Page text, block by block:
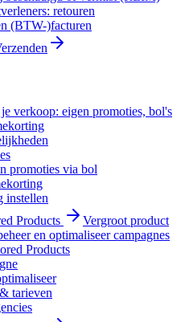
retouren
(BTW-)facturen
verkoop: eigen promoties, bol's
promoties via bol
instellen
Products
Vergroot product
en optimaliseer campagnes
Products
tarieven